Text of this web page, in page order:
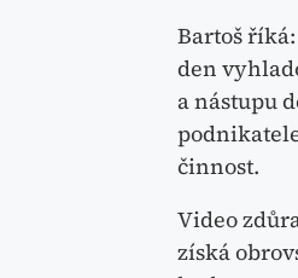
Bartoš
den
a nástupu
činnost.
Video
získá